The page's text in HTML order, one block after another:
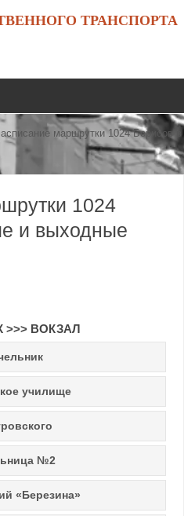
ТРАНСПОРТА
маршрутки 1024 Борисов в
1024
и выходные
>>> ВОКЗАЛ
училище
№2
«Березина»